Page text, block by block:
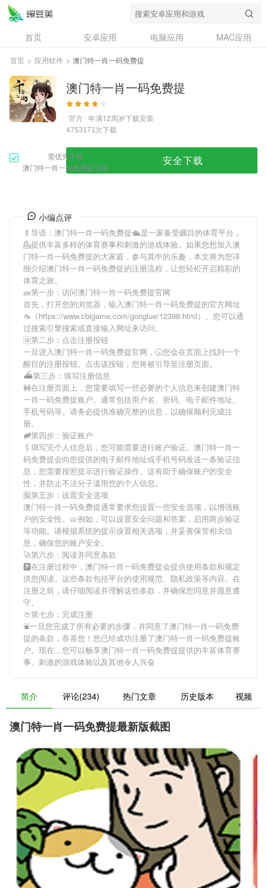
首页 安卓应用 电脑应用
MAC应用
资讯
专题
问答
首页 > 应用软件 > 澳门特一肖一码免费提
澳门特一肖一码免费提
官方 年满12周岁下载安装
4753171次下载
需优先下载
澳门特一肖一码免费提安装
安全下载
小编点评
🍼导语： 澳门特一肖一码免费提🛳是一家备受瞩目的体育平台，
💁提供丰富多样的体育赛事和刺激的游戏体验。如果您想加入澳
门特一肖一码免费提的大家庭，参与其中的乐趣，本文将为您详
细介绍澳门特一肖一码免费提的注册流程，让您轻松开启精彩的
体育之旅。
🧱第一步：访问澳门特一肖一码免费提官网
首先，打开您的浏览器，输入澳门特一肖一码免费提的官方网址
🦟（https://www.cbigame.com/gonglue/12398.html）。您可以通
过搜索引擎搜索或直接输入网址来访问。
🆔第二步：点击注册按钮
一旦进入澳门特一肖一码免费提官网，🕟您会在页面上找到一个
醒目的注册按钮。点击该按钮，您将被引导至注册页面。
⛴第三步：填写注册信息
🚧在注册页面上，您需要填写一些必要的个人信息来创建澳门特
一肖一码免费提账户。通常包括用户名、密码、电子邮件地址、
手机号码等。请务必提供准确完整的信息，以确保顺利完成注
册。
🚞第四步：验证账户
🖇填写完个人信息后，您可能需要进行账户验证。 澳门特一肖一
码免费提会向您提供的电子邮件地址或手机号码发送一条验证信
息，您需要按照提示进行验证操作。这有助于确保账户的安全
性，并防止不法分子滥用您的个人信息。
🈯第五步：设置安全选项
澳门特一肖一码免费提通常要求您设置一些安全选项，以增强账
户的安全性。🥨例如，可以设置安全问题和答案，启用两步验证
等功能。请根据系统的提示设置相关选项，并妥善保管相关信
息，确保您的账户安全。
🚀第六步：阅读并同意条款
🅿在注册过程中， 澳门特一肖一码免费提会提供使用条款和规定
供您阅读。这些条款包括平台的使用规范、隐私政策等内容。在
注册之前，请仔细阅读并理解这些条款，并确保您同意并愿意遵
守。
🍈第七步：完成注册
⛲️一旦您完成了所有必要的步骤，并同意了澳门特一肖一码免费
提的条款，恭喜您！您已经成功注册了澳门特一肖一码免费提账
户。现在，您可以畅享澳门特一肖一码免费提提供的丰富体育赛
事、刺激的游戏体验以及其他令人兴奋
简介 评论(234) 热门文章 历史版本 视频
澳门特一肖一码免费提最新版截图